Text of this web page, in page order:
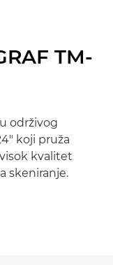
TM-
održivog
koji pruža
kvalitet
skeniranje.